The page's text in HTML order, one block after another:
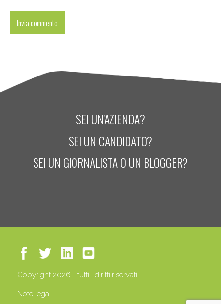
SEI UN'AZIENDA?
SEI UN CANDIDATO?
SEI UN GIORNALISTA O UN BLOGGER?
Copyright 2026 - tutti i diritti riservati
Note legali